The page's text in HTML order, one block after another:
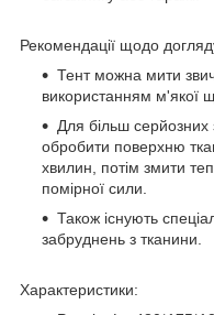
Рекомендації щодо
Тент можна мити
використанням м'якої
Для більш
обробити поверхню
хвилин, потім змити
помірної сили.
Також існують
забруднень з тканини.
Характеристики: